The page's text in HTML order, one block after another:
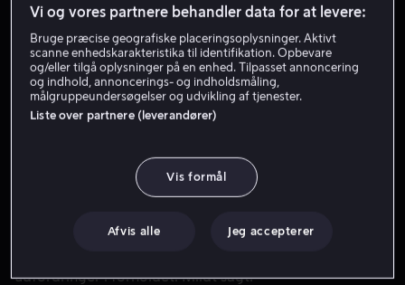
HD
Lej 59 kr
Køb 109 kr
bryllup. Da de ankommer opdager Rachel, at Nick har
udfordringer i forholdet. Mildt sagt.
Vi og vores partnere behandler data for at levere:
Bruge præcise geografiske placeringsoplysninger. Aktivt
scanne enhedskarakteristika til identifikation. Opbevare
og/eller tilgå oplysninger på en enhed. Tilpasset annoncering
og indhold, annoncerings- og indholdsmåling,
målgruppeundersøgelser og udvikling af tjenester.
Liste over partnere (leverandører)
Vis formål
Afvis alle Jeg accepterer